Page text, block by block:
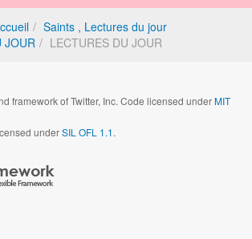
Saints , Lectures du jour
JOUR
LECTURES DU JOUR
framework of Twitter, Inc. Code licensed underMIT
underSIL OFL 1.1.